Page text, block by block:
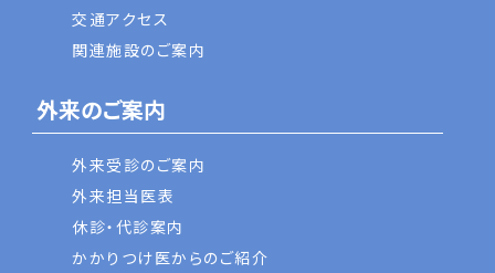
交通アクセス
関連施設のご案内
外来のご案内
外来受診のご案内
外来担当医表
休診・代診案内
かかりつけ医からのご紹介